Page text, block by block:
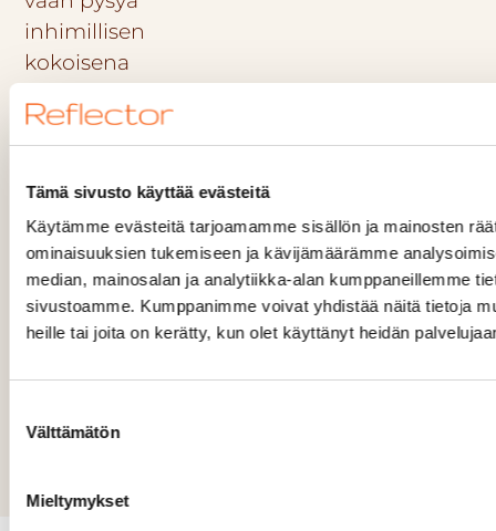
Tämä sivusto käyttää evästeitä
Käytämme evästeitä tarjoamamme sisällön ja mainosten
ominaisuuksien tukemiseen ja kävijämäärämme
median, mainosalan ja analytiikka-alan kumppaneillemme
sivustoamme. Kumppanimme voivat yhdistää näitä tietoja
heille tai joita on kerätty, kun olet käyttänyt heidän
valinta
Välttämätön
Mieltymykset
inhimillisen
kokoisena
jossa kaikki tuntevat
toisensa ja yhteistyö
on sujuvaa. Viime
vuosina olemme
kasvaneet
maltillisesti
vahvistaen yhtiön
rakennetta ja